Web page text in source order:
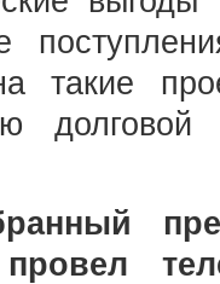
такие
провел